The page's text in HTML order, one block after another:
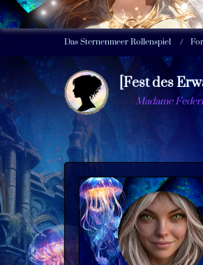
Das Sternenmeer Rollenspiel
[Fest des
Madame